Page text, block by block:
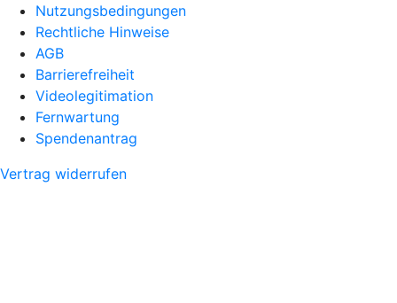
Nutzungsbedingungen
Rechtliche Hinweise
AGB
Barrierefreiheit
Videolegitimation
Fernwartung
Spendenantrag
Vertrag widerrufen